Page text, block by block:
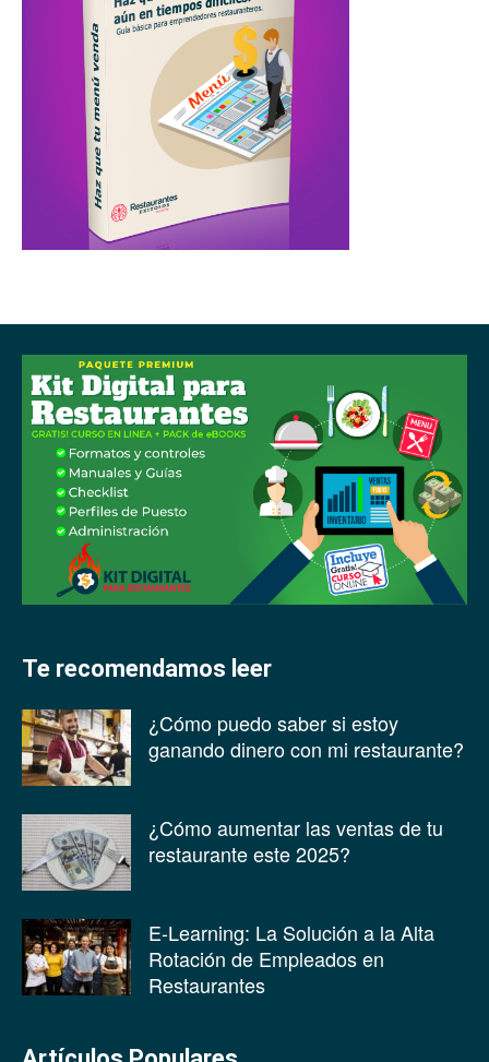
Te recomendamos leer
¿Cómo puedo saber si estoy
ganando dinero con mi restaurante?
¿Cómo aumentar las ventas de tu
restaurante este 2025?
E-Learning: La Solución a la Alta
Rotación de Empleados en
Restaurantes